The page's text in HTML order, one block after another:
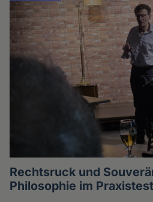
Rechtsruck und
Philosophie im Praxistest